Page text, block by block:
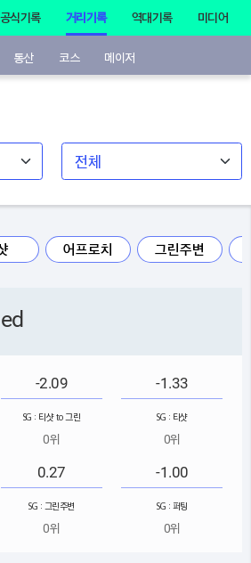
공식기록 거리기록 역대기록 미디어
통산 코스 메이저
어프로치 그린주변
-2.09
SG : 티샷 to 그린
0위
-1.33
SG : 티샷
0위
0.27
SG : 그린주변
0위
-1.00
SG : 퍼팅
0위